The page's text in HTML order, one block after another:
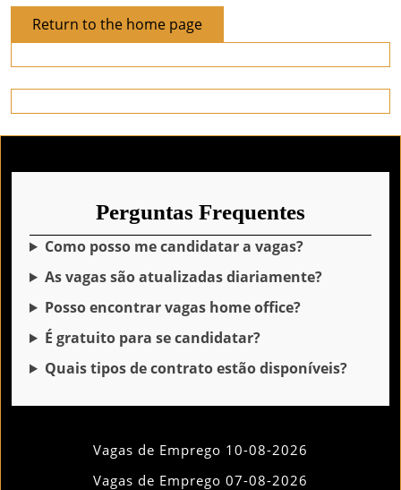
Return to the home pageReturn
to
the
home
page
Perguntas Frequentes
Como posso me candidatar a vagas?
As vagas são atualizadas diariamente?
Posso encontrar vagas home office?
É gratuito para se candidatar?
Quais tipos de contrato estão disponíveis?
Vagas de Emprego 10-08-2026
Vagas de Emprego 07-08-2026